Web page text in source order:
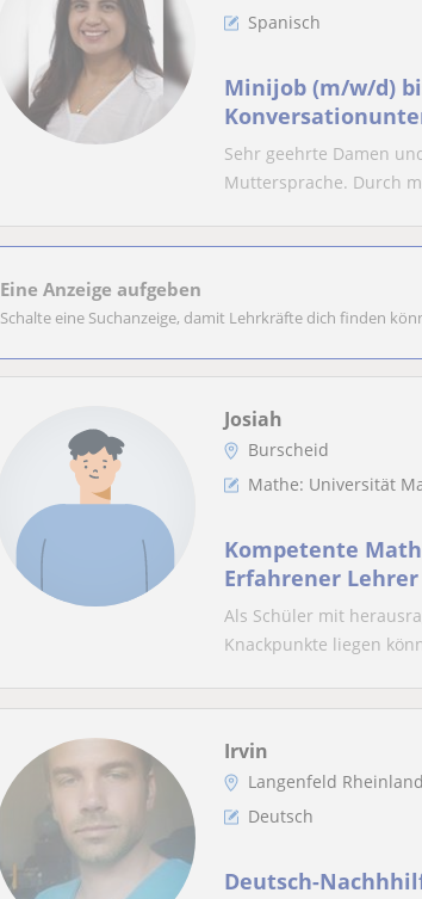
Spanisch
Minijob (m/w/d)
Sehr geehrte Damen
Muttersprache. Durch
Eine Anzeige aufgeben
Schalte eine Suchanzeige, damit Lehrkräfte dich finden
Josiah
Burscheid
Mathe: Universität
Kompetente
Erfahrener
Als Schüler mit
Knackpunkte liegen
Irvin
Langenfeld Rheinland
Deutsch
Deutsch-